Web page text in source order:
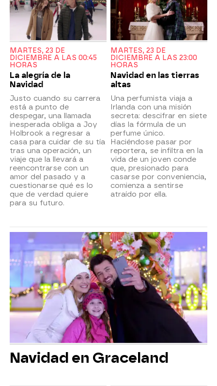
MARTES, 23 DE
DICIEMBRE A LAS 00:45
HORAS
La alegría de la
Navidad
Justo cuando su carrera
está a punto de
despegar, una llamada
inesperada obliga a Joy
Holbrook a regresar a
casa para cuidar de su tía
tras una operación, un
viaje que la llevará a
reencontrarse con un
amor del pasado y a
cuestionarse qué es lo
que de verdad quiere
para su futuro.
MARTES, 23 DE
DICIEMBRE A LAS 23:00
HORAS
Navidad en las tierras
altas
Una perfumista viaja a
Irlanda con una misión
secreta: descifrar en siete
días la fórmula de un
perfume único.
Haciéndose pasar por
reportera, se infiltra en la
vida de un joven conde
que, presionado para
casarse por conveniencia,
comienza a sentirse
atraído por ella.
Navidad en Graceland